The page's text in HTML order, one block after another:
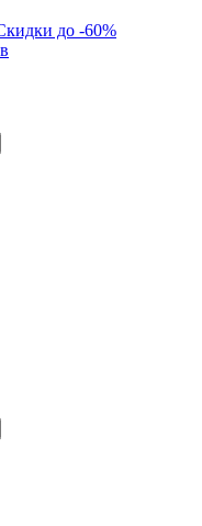
до -60%